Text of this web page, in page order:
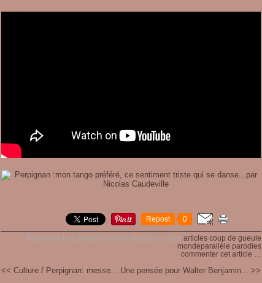
Repost 0
Published by L'archipel contre-attaque ! - dans articles coup de gueule
mondeparallèle parodies
commenter cet article
<< Culture / Perpignan: messe... Une pensée pour Walter Benjamin... >>